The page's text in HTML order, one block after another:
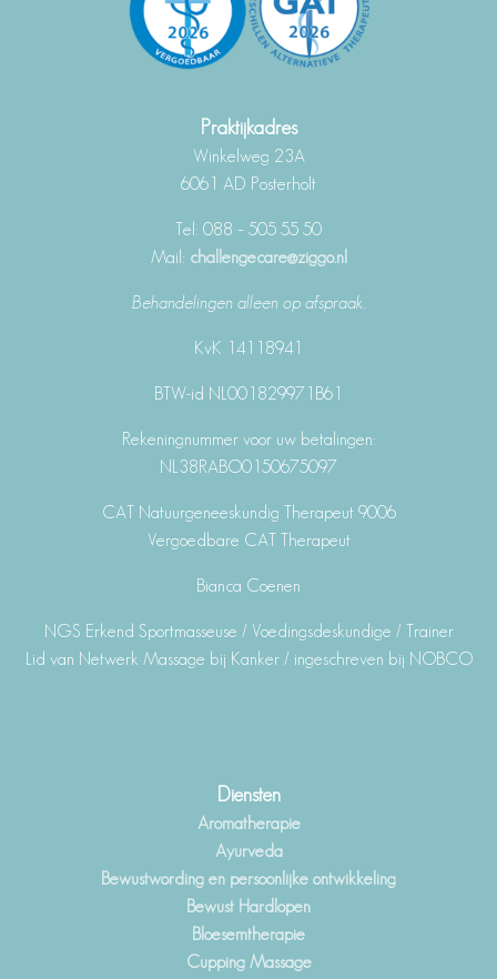
Praktijkadres
Winkelweg 23A
6061 AD Posterholt
Tel: 088 – 505 55 50
Mail: challengecare@ziggo.nl
Behandelingen alleen op afspraak.
KvK 14118941
BTW-id NL001829971B61
Rekeningnummer voor uw betalingen:
NL38RABO0150675097
CAT Natuurgeneeskundig Therapeut 9006
Vergoedbare CAT Therapeut
Bianca Coenen
NGS Erkend Sportmasseuse / Voedingsdeskundige / Trainer
Lid van Netwerk Massage bij Kanker / ingeschreven bij NOBCO
Diensten
Aromatherapie
Ayurveda
Bewustwording en persoonlijke ontwikkeling
Bewust Hardlopen
Bloesemtherapie
Cupping Massage